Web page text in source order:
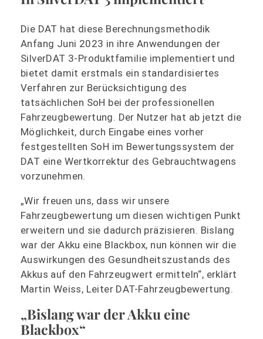
Die DAT hat diese Berechnungsmethodik
Anfang Juni 2023 in ihre Anwendungen der
SilverDAT 3-Produktfamilie implementiert und
bietet damit erstmals ein standardisiertes
Verfahren zur Berücksichtigung des
tatsächlichen SoH bei der professionellen
Fahrzeugbewertung. Der Nutzer hat ab jetzt die
Möglichkeit, durch Eingabe eines vorher
festgestellten SoH im Bewertungssystem der
DAT eine Wertkorrektur des Gebrauchtwagens
vorzunehmen.
„Wir freuen uns, dass wir unsere
Fahrzeugbewertung um diesen wichtigen Punkt
erweitern und sie dadurch präzisieren. Bislang
war der Akku eine Blackbox, nun können wir die
Auswirkungen des Gesundheitszustands des
Akkus auf den Fahrzeugwert ermitteln“, erklärt
Martin Weiss, Leiter DAT-Fahrzeugbewertung.
„Bislang war der Akku eine
Blackbox“